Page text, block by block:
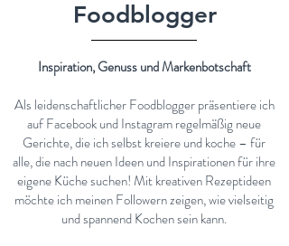
Foodblogger
Inspiration, Genuss und Markenbotschaft
Als leidenschaftlicher Foodblogger präsentiere ich
auf Facebook und Instagram regelmäßig neue
Gerichte, die ich selbst kreiere und koche – für
alle, die nach neuen Ideen und Inspirationen für ihre
eigene Küche suchen! Mit kreativen Rezeptideen
möchte ich meinen Followern zeigen, wie vielseitig
und spannend Kochen sein kann.